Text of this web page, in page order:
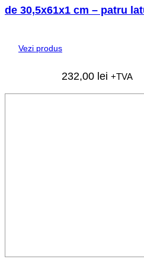
de 30,5x61x1 cm – patru
Vezi produs
232,00 lei +TVA